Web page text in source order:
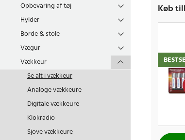
Opbevaring af tøj
Hylder
Borde & stole
Vægur
Vækkeur
Se alt ivækkeur
Analoge vækkeure
Digitale vækkeure
Klokradio
Sjove vækkeure
Køb